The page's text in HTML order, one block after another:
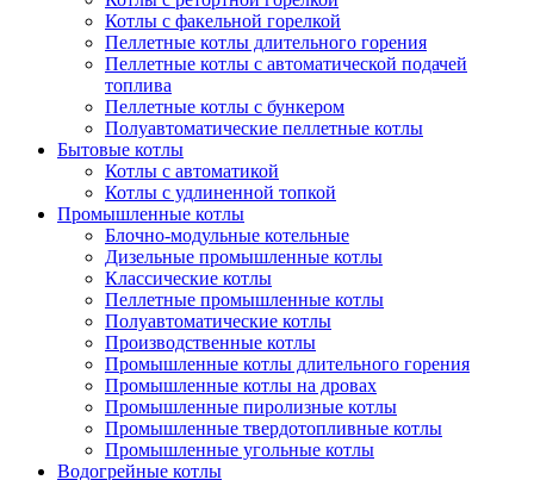
Котлы с факельной горелкой
Пеллетные котлы длительного горения
Пеллетные котлы с автоматической подачей
топлива
Пеллетные котлы с бункером
Полуавтоматические пеллетные котлы
Бытовые котлы
Котлы с автоматикой
Котлы с удлиненной топкой
Промышленные котлы
Блочно-модульные котельные
Дизельные промышленные котлы
Классические котлы
Пеллетные промышленные котлы
Полуавтоматические котлы
Производственные котлы
Промышленные котлы длительного горения
Промышленные котлы на дровах
Промышленные пиролизные котлы
Промышленные твердотопливные котлы
Промышленные угольные котлы
Водогрейные котлы